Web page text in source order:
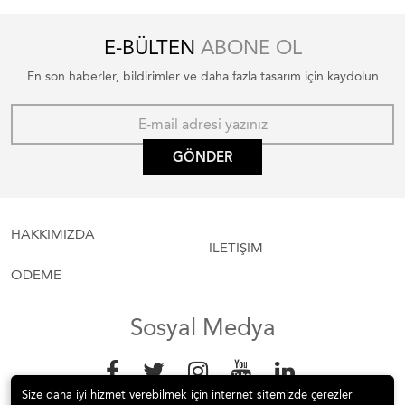
E-BÜLTEN ABONE OL
En son haberler, bildirimler ve daha fazla tasarım için kaydolun
GÖNDER
HAKKIMIZDA
ÖDEME
İLETİŞİM
Sosyal Medya
Size daha iyi hizmet verebilmek için internet sitemizde çerezler